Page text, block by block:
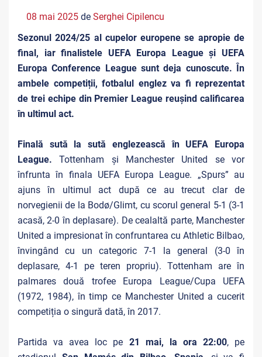
08 mai 2025 de Serghei Cipilencu
Sezonul 2024/25 al cupelor europene se apropie de
final, iar finalistele UEFA Europa League și UEFA
Europa Conference League sunt deja cunoscute. În
ambele competiții, fotbalul englez va fi reprezentat
de trei echipe din Premier League reușind calificarea
în ultimul act.
Finală sută la sută englezească în UEFA Europa
League.Tottenham și Manchester United se vor
înfrunta în finala UEFA Europa League. „Spurs” au
ajuns în ultimul act după ce au trecut clar de
norvegienii de la Bodø/Glimt, cu scorul general 5-1 (3-1
acasă, 2-0 în deplasare). De cealaltă parte, Manchester
United a impresionat în confruntarea cu Athletic Bilbao,
învingând cu un categoric 7-1 la general (3-0 în
deplasare, 4-1 pe teren propriu). Tottenham are în
palmares două trofee Europa League/Cupa UEFA
(1972, 1984), în timp ce Manchester United a cucerit
competiția o singură dată, în 2017.
Partida va avea loc pe 21 mai, la ora 22:00, pe